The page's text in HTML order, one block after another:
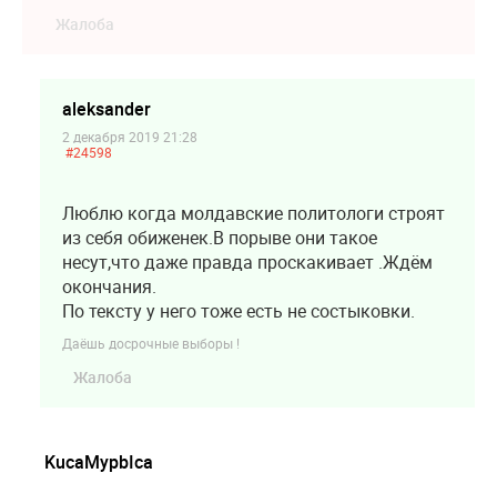
Жалоба
aleksander
2 декабря 2019 21:28
#24598
Люблю когда молдавские политологи строят
из себя обиженек.В порыве они такое
несут,что даже правда проскакивает .Ждём
окончания.
По тексту у него тоже есть не состыковки.
Даёшь досрочные выборы !
Жалоба
KucaMypbIca